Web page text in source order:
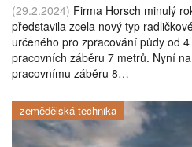
(29.2.2024) Firma Horsch minulý
představila zcela nový typ
určeného pro zpracování půdy od
pracovních záběru 7 metrů. Nyní
pracovnímu záběru 8…
zemědělská technika